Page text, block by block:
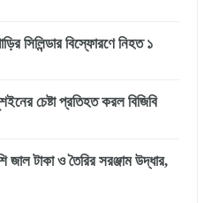
সিলিন্ডার বিস্ফোরণে নিহত ১
চেষ্টা প্রতিহত করল বিজিবি
জাল টাকা ও তৈরির সরঞ্জাম উদ্ধার,